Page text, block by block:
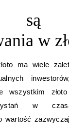
są
w
ma wiele
wszystkim
w
wartość